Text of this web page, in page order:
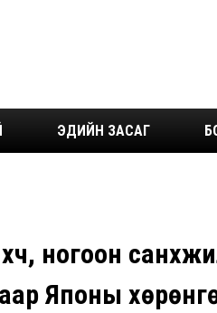
ЭДИЙН ЗАСАГ
ногоон
Японы